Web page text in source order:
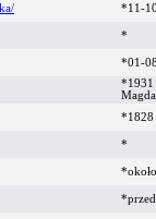
*11-
*
*01-
*1931
*1828
*